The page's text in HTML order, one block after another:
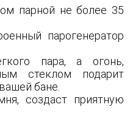
парной не более 35
парогенератор
пара, а огонь,
стеклом подарит
бане.
создаст приятную